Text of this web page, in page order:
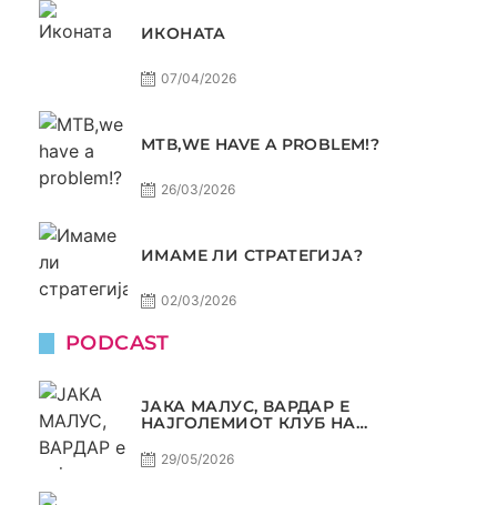
ИКОНАТА
07/04/2026
МТВ,WE HAVE A PROBLEM!?
26/03/2026
ИМАМЕ ЛИ СТРАТЕГИЈА?
02/03/2026
PODCAST
ЈАКА МАЛУС, ВАРДАР Е
НАЈГОЛЕМИОТ КЛУБ НА
29/05/2026